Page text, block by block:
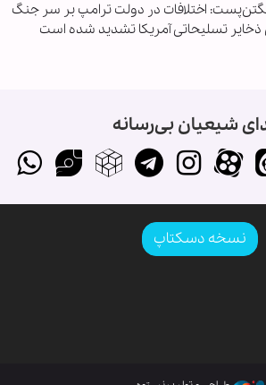
اختلافات در دولت ترامپ بر سر جنگ
ذخایر تسلیحاتی آمریکا تشدید شده است
شیعیان بی‌رسانه
نسخه دسکتاپ